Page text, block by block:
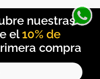
10% de